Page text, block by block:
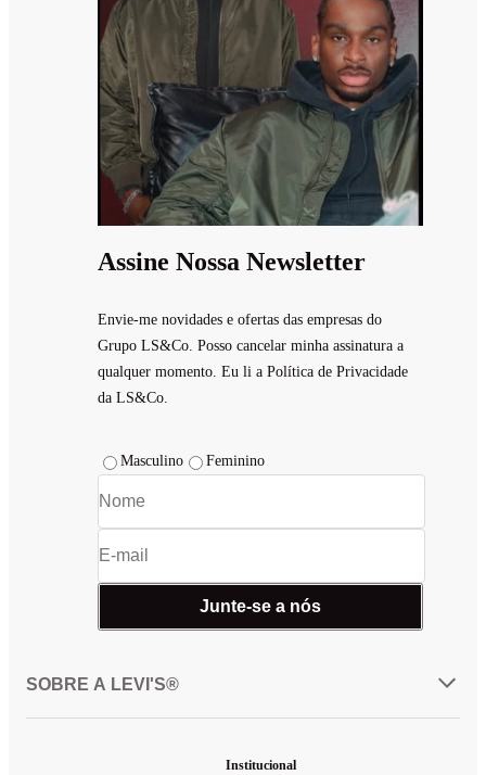
Assine Nossa Newsletter
Envie-me novidades e ofertas das empresas do
Grupo LS&Co. Posso cancelar minha assinatura a
qualquer momento. Eu li a Política de Privacidade
da LS&Co.
Masculino Feminino
Junte-se a nós
SOBRE A LEVI'S®
Institucional